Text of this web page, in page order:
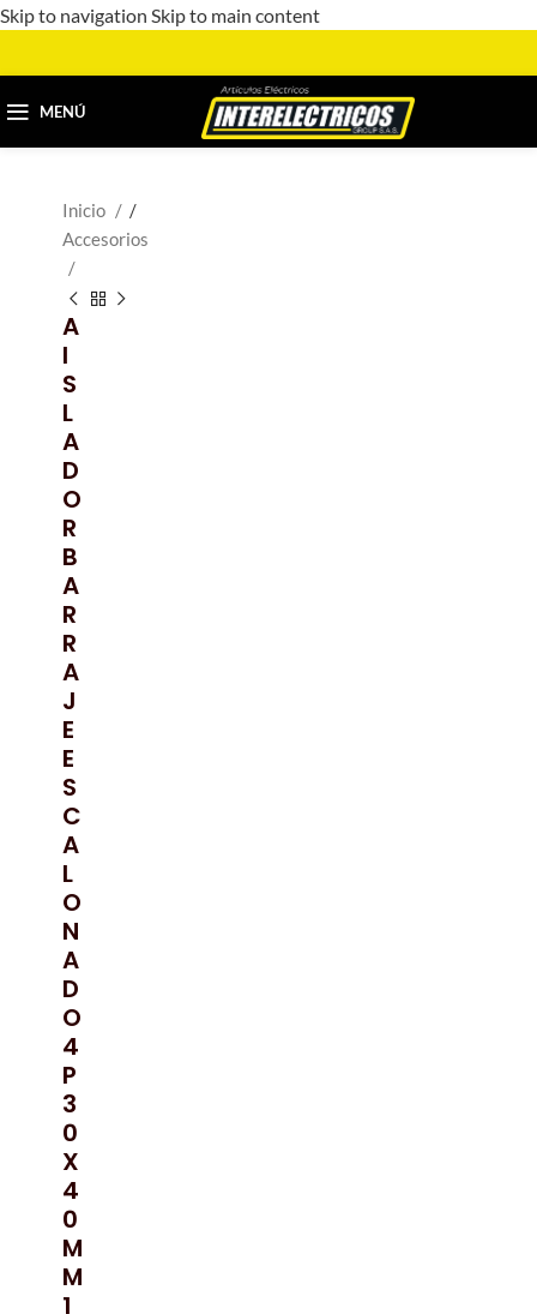
Skip to navigation Skip to main content
MENÚ
Inicio
/
Accesorios
A
I
S
L
A
D
O
R
B
A
R
R
A
J
E
E
S
C
A
L
O
N
A
D
O
4
P
3
0
X
4
0
M
M
1